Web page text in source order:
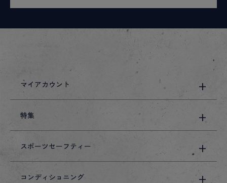
マイアカウント
特集
スポーツセーフティー
コンディショニング